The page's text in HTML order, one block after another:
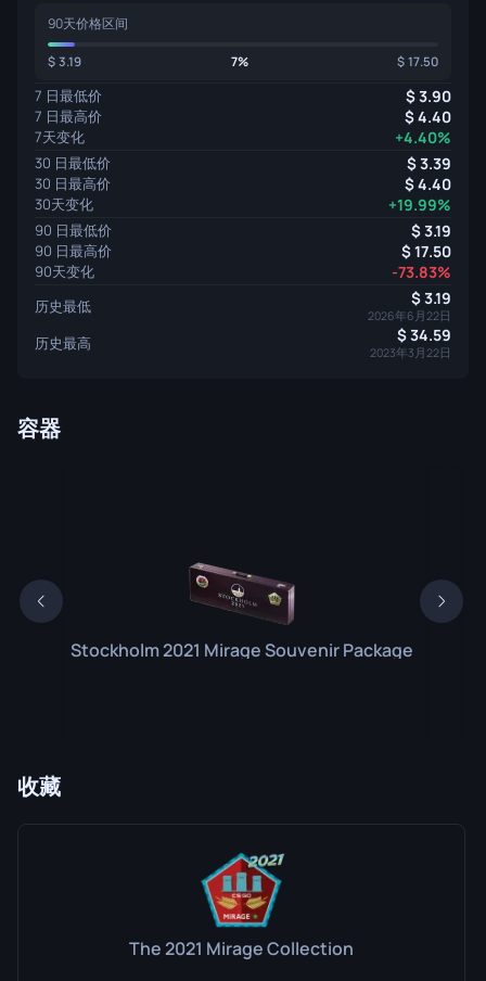
90天价格区间
3.19 7% 17.50
7 日最低价 3.90
7 日最高价 4.40
7天变化 +4.40%
30 日最低价 3.39
30 日最高价 4.40
30天变化 +19.99%
90 日最低价 3.19
90 日最高价 17.50
90天变化 -73.83%
历史最低 3.19
2026年6月22日
历史最高 34.59
2023年3月22日
容器
Stockholm 2021 Mirage Souvenir Package
收藏
The 2021 Mirage Collection